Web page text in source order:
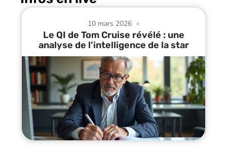
10 mars 2026
Le QI de Tom Cruise révélé : une
analyse de l’intelligence de la star